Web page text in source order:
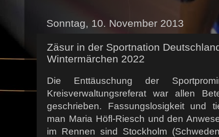
Sonntag, 10. November 2013
Zäsur in der Sportnation
Wintermärchen 2022
Die Enttäuschung der
Kreisverwaltungsreferat war allen
geschrieben. Fassungslosigkeit und
man Maria Höfl-Riesch und den
im Rennen sind Stockholm